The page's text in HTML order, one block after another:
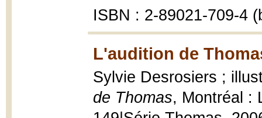
ISBN : 2-89021-709-4
L'audition de
Sylvie Desrosiers ;
de Thomas, Montréal :